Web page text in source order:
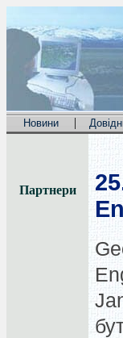
Новини |
Партнери